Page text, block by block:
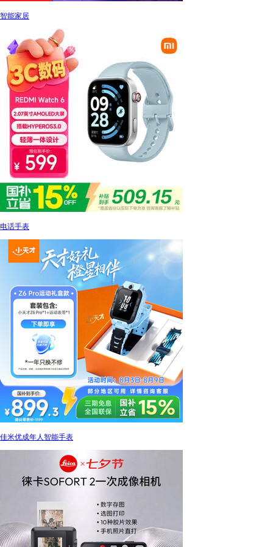
智能家居
电话手表
佳米优成年人智能手表